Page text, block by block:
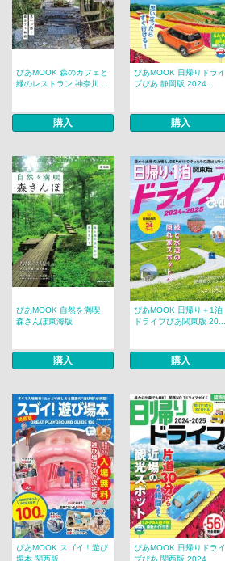
ぴあMOOK 森のカフェと
緑のレストラン 神奈川 ...
購入
ぴあMOOK 日帰りドライ
ブぴあ 静岡版 2024...
購入
ぴあMOOK 自然を満喫
森さんぽ東海版
購入
ぴあMOOK 日帰り＋1泊
ドライブぴあ関東版 20...
購入
ぴあMOOK スゴイ！遊び
場本 関西版
ぴあMOOK 日帰りドライ
ブぴあ 関西版 2024...